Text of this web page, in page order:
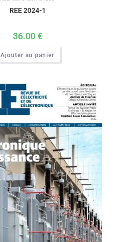
REE 2024-1
36.00€
Ajouter au panier